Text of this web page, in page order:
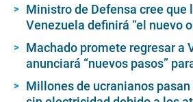
Ministro de Defensa cree que
Venezuela definirá “el nuevo
Machado promete regresar a
anunciará “nuevos pasos”
Millones de ucranianos